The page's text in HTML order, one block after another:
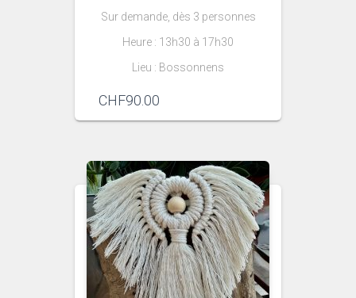
Sur demande, dès 3 personnes
Heure : 13h30 à 17h30
Lieu : Bossonnens
CHF90.00